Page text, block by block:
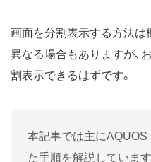
画面を分割表示する方法
異なる場合もありますが、
割表示できるはずです。
本記事では主にAQUOS
た手順を解説しています